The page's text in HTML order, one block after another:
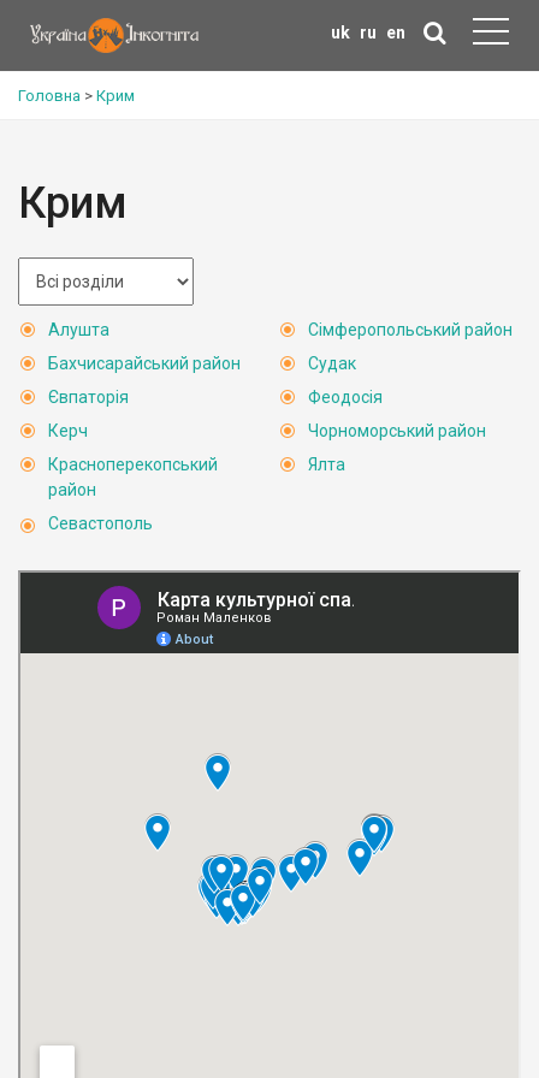
uk ru en
Головна > Крим
Крим
Алушта
Бахчисарайський район
Євпаторія
Керч
Красноперекопський
район
Севастополь
Сімферопольський район
Судак
Феодосія
Чорноморський район
Ялта